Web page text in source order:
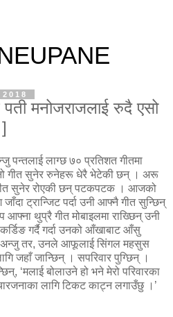
मनोजराजलाई रुदै एसो
पन्तलाई लाग्छ ७० प्रतिशत गीतमा
गीत सुनेर रुनेहरू धेरै भेटेकी छन् । अरू
सुनेर रोएकी छन् पटकपटक । आजको
ट्रान्जिट पर्दा उनी आफ्नै गीत सुन्छिन्
थुप्रै गीत मोबाइलमा राख्छिन् उनी
गर्दै गर्दा उनको आँखाबाट आँसु
अन्जु तर, उनले आफूलाई सिंगल महसुस
जहाँ जान्छिन् । सपरिवार पुग्छिन् ।
‘मलाई बोलाउने हो भने मेरो परिवारका
लागि टिकट काट्न लगाउँछु ।’